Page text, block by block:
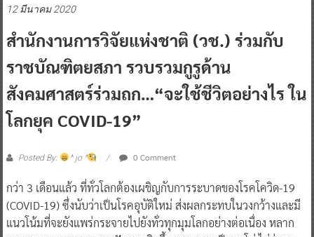
12 มีนาคม 2020
สำนักงานการวิจัยแห่งชาติ (วช.) ร่วมกับ
ราชบัณฑิตยสภา รวบรวมกูรูด้าน
สังคมศาสตร์ร่วมถก…“จะใช้ชีวิตอย่างไร ใน
โลกยุค COVID-19”
Posted By: ^ jo ^ 0 Comment
กว่า 3 เดือนแล้ว ที่ทั่วโลกต้องเผชิญกับการระบาดของโรคโควิด-19
(COVID-19) ซึ่งนับว่าเป็นโรคอุบัติใหม่ ส่งผลกระทบในวงกว้างและมี
แนวโน้มที่จะยังแพร่กระจายไปยังทั่วทุกมุมโลกอย่างต่อเนื่อง หลาก